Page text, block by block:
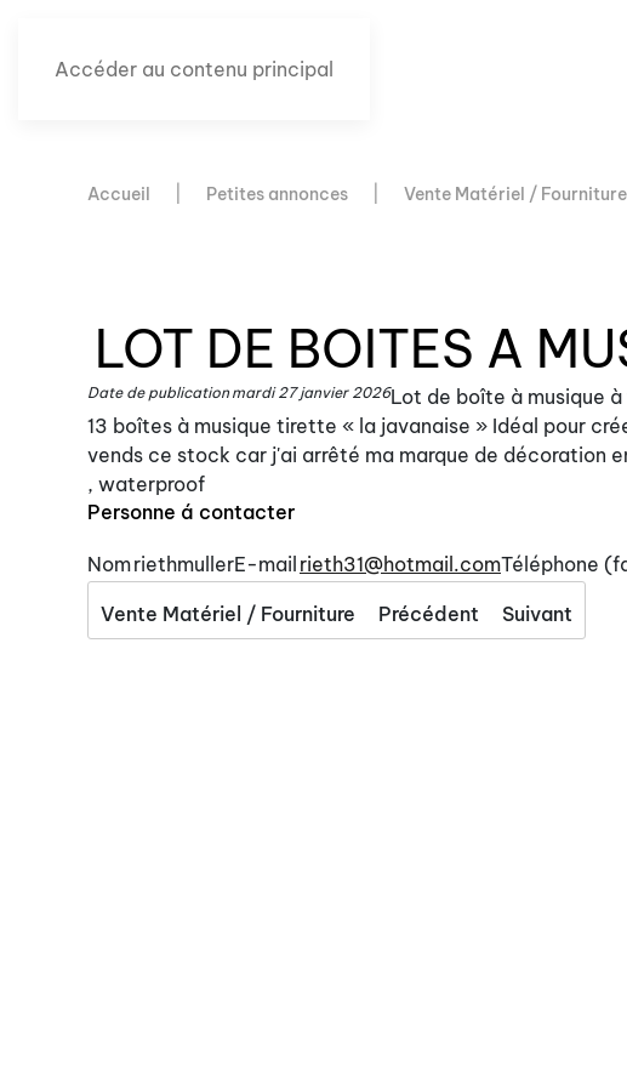
Accéder au contenu principal
Accueil Petites annonces Vente Matériel / Fourniture
LOT DE BOITES A
Date de publication mardi 27 janvier 2026Lot de boîte à musique
13 boîtes à musique tirette « la javanaise » Idéal pour
vends ce stock car j'ai arrêté ma marque de décoration
, waterproof
Personne á contacter
NomriethmullerE-mail rieth31@hotmail.comTéléphone
Vente Matériel / Fourniture Précédent Suivant